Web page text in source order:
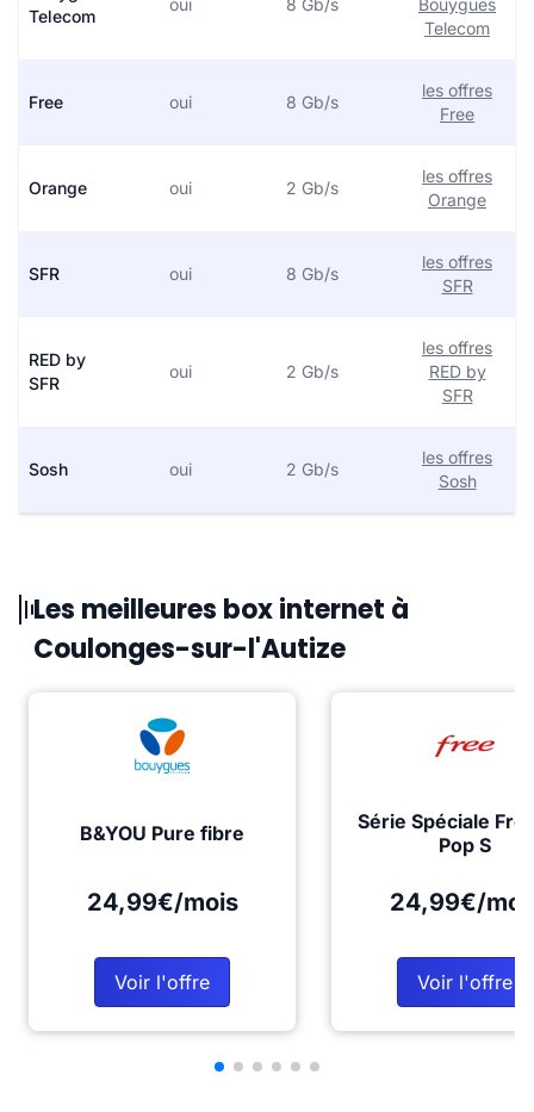
Telecom
oui 8 Gb/s
Bouygues
Telecom
Free oui 8 Gb/s
les offres
Free
Orange oui 2 Gb/s
les offres
Orange
SFR oui 8 Gb/s
les offres
SFR
RED by
SFR
oui 2 Gb/s
les offres
RED by
SFR
Sosh oui 2 Gb/s
les offres
Sosh
Les meilleures box internet à
Coulonges-sur-l'Autize
B&YOU Pure fibre
24,99€/mois
Voir l'offre
Série Spéciale
Pop S
24,99€/
Voir l'offre